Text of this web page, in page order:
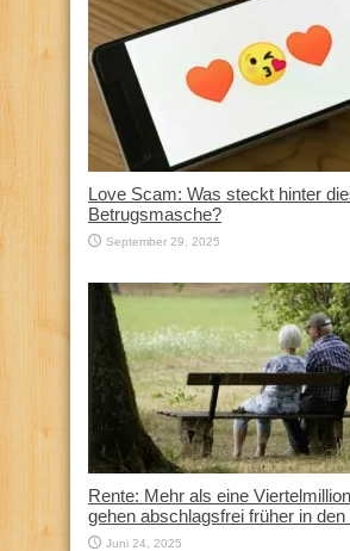
Love Scam: Was steckt hinter
Betrugsmasche?
September 29, 2025
Rente: Mehr als eine
gehen abschlagsfrei früher in
Juni 24, 2025